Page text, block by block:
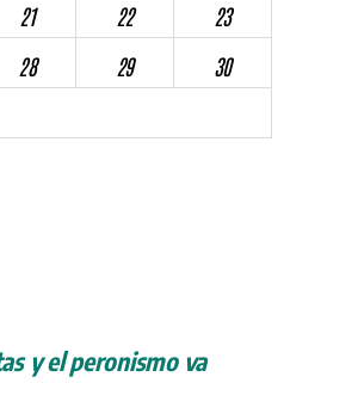
21 22
23
28 29
30
y el peronismo va